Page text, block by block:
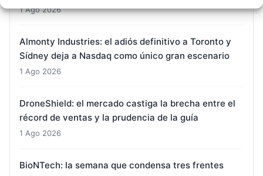
1 Ago 2026
Almonty Industries: el adiós definitivo a Toronto y
Sídney deja a Nasdaq como único gran escenario
1 Ago 2026
DroneShield: el mercado castiga la brecha entre el
récord de ventas y la prudencia de la guía
1 Ago 2026
BioNTech: la semana que condensa tres frentes